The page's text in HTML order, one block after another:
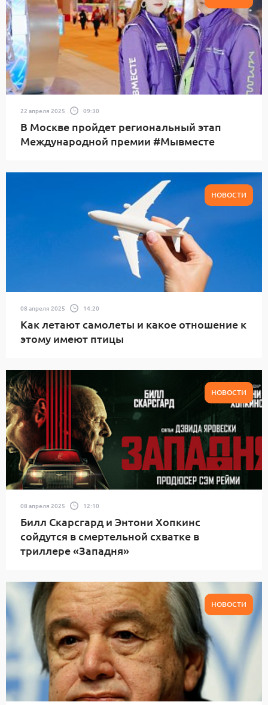
22 апреля 2025 09:30
В Москве пройдет региональный этап
Международной премии #Мывместе
НОВОСТИ
08 апреля 2025 14:20
Как летают самолеты и какое отношение к
этому имеют птицы
НОВОСТИ
08 апреля 2025 12:10
Билл Скарсгард и Энтони Хопкинс
сойдутся в смертельной схватке в
триллере «Западня»
НОВОСТИ